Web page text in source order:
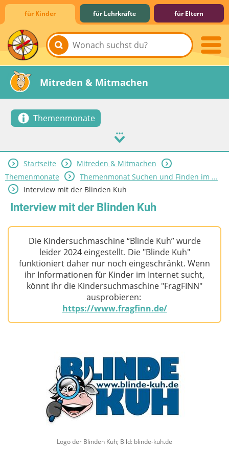
für Kinder für Lehrkräfte für Eltern
Lernen & Schule
Hobby & Freizeit
Spiel & Spaß
Mitreden & Mitmachen
Themenmonate
Startseite
Mitreden & Mitmachen
Themenmonate
Themenmonat Suchen und Finden im ...
Interview mit der Blinden Kuh
Interview mit der Blinden Kuh
Die Kindersuchmaschine “Blinde Kuh” wurde
leider 2024 eingestellt. Die "Blinde Kuh"
funktioniert daher nur noch eingeschränkt. Wenn
ihr Informationen für Kinder im Internet sucht,
könnt ihr die Kindersuchmaschine "FragFINN"
ausprobieren:
https://www.fragfinn.de/
Logo der Blinden Kuh; Bild: blinde-kuh.de